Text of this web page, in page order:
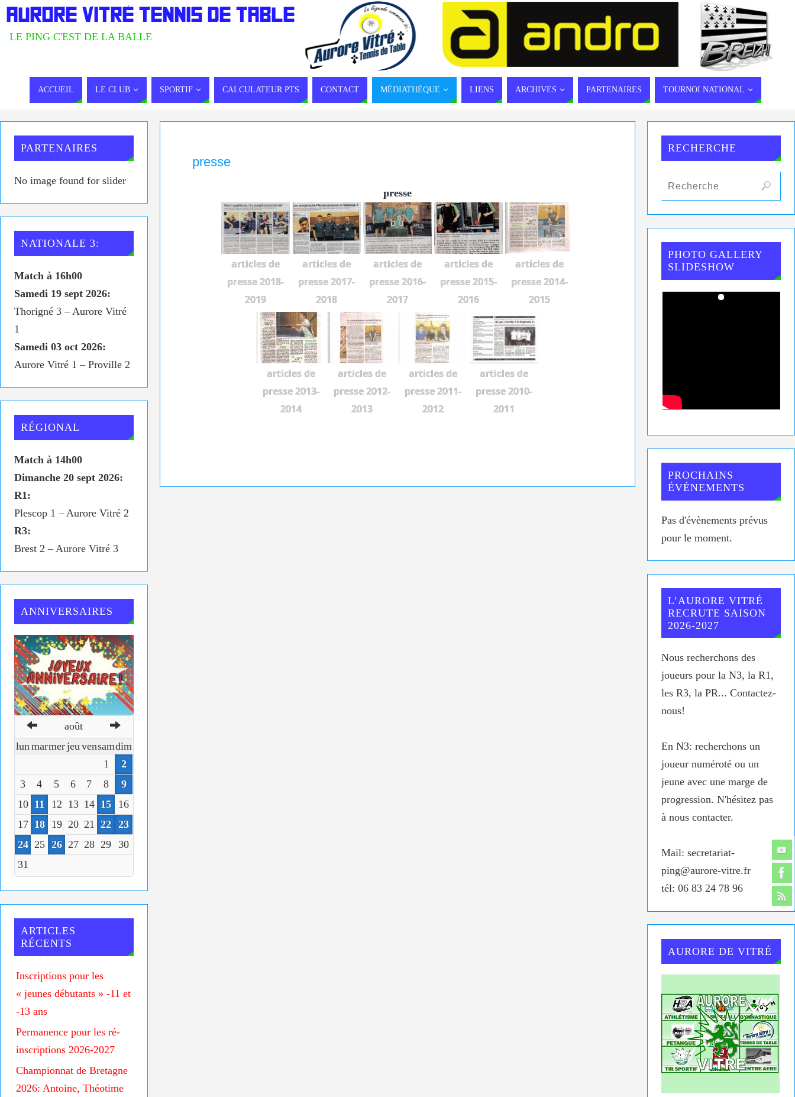
AURORE VITRÉ TENNIS DE TABLE
LE PING C'EST DE LA BALLE
ACCUEIL LE CLUB SPORTIF CALCULATEUR PTS CONTACT MÉDIATHÈQUE LIENS ARCHIVES PARTENAIRES TOURNOI NATIONAL
presse
presse
articles de
presse 2018-
2019
articles de
presse 2017-
2018
articles de
presse 2016-
2017
articles de
presse 2015-
2016
articles de
presse 2014-
2015
articles de
presse 2013-
2014
articles de
presse 2012-
2013
articles de
presse 2011-
2012
articles de
presse 2010-
2011
PARTENAIRES
No image found for slider
NATIONALE 3:
Match à 16h00
Samedi 19 sept 2026:
Thorigné 3 – Aurore Vitré
1
Samedi 03 oct 2026:
Aurore Vitré 1 – Proville 2
RÉGIONAL
Match à 14h00
Dimanche 20 sept 2026:
R1:
Plescop 1 – Aurore Vitré 2
R3:
Brest 2 – Aurore Vitré 3
ANNIVERSAIRES
août
lun marmerjeu vensamdim
1
2
3
4 5 6 7 8
9
10 11 12 13 14 15
16
17 18 19 20 21 22
23
24 25 26 27 28 29
30
31
ARTICLES
RÉCENTS
Inscriptions pour les
« jeunes débutants » -11 et
-13 ans
Permanence pour les ré-
inscriptions 2026-2027
Championnat de Bretagne
2026: Antoine, Théotime
RECHERCHE
PHOTO GALLERY
SLIDESHOW
PROCHAINS
ÉVÉNEMENTS
Pas d'évènements prévus
pour le moment.
L’AURORE VITRÉ
RECRUTE SAISON
2026-2027
Nous recherchons des
joueurs pour la N3, la R1,
les R3, la PR... Contactez-
nous!
En N3: recherchons un
joueur numéroté ou un
jeune avec une marge de
progression. N'hésitez pas
à nous contacter.
Mail: secretariat-
ping@aurore-vitre.fr
tél: 06 83 24 78 96
AURORE DE VITRÉ